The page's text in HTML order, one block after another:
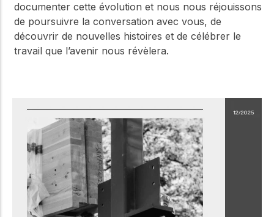
documenter cette évolution et nous nous réjouissons
de poursuivre la conversation avec vous, de
découvrir de nouvelles histoires et de célébrer le
travail que l’avenir nous révèlera.